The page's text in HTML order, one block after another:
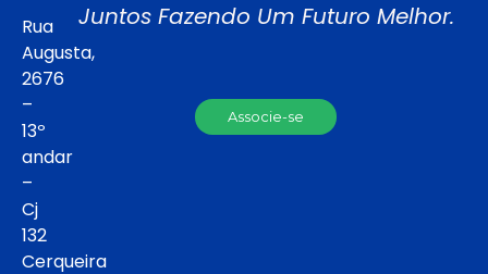
Rua
Augusta,
2676
–
13º
andar
–
Cj
132
Cerqueira
Juntos Fazendo Um Futuro Melhor.
Associe-se